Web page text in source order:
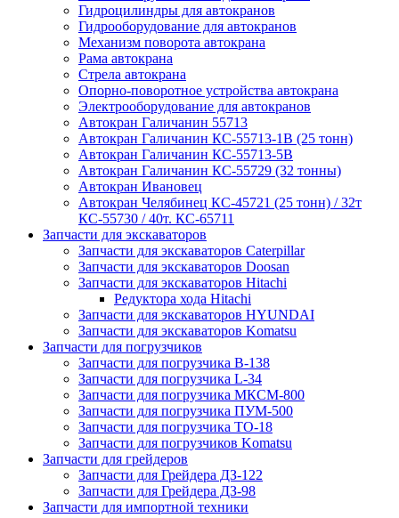
Гидроцилиндры для автокранов
Гидрооборудование для автокранов
Механизм поворота автокрана
Рама автокрана
Стрела автокрана
Опорно-поворотное устройства автокрана
Электрооборудование для автокранов
Автокран Галичанин 55713
Автокран Галичанин КС-55713-1В (25 тонн)
Автокран Галичанин КС-55713-5В
Автокран Галичанин КС-55729 (32 тонны)
Автокран Ивановец
Автокран Челябинец КС-45721 (25 тонн) / 32т
КС-55730 / 40т. КС-65711
Запчасти для экскаваторов
Запчасти для экскаваторов Caterpillar
Запчасти для экскаваторов Doosan
Запчасти для экскаваторов Hitachi
Редуктора хода Hitachi
Запчасти для экскаваторов HYUNDAI
Запчасти для экскаваторов Komatsu
Запчасти для погрузчиков
Запчасти для погрузчика B-138
Запчасти для погрузчика L-34
Запчасти для погрузчика МКСМ-800
Запчасти для погрузчика ПУМ-500
Запчасти для погрузчика ТО-18
Запчасти для погрузчиков Komatsu
Запчасти для грейдеров
Запчасти для Грейдера ДЗ-122
Запчасти для Грейдера ДЗ-98
Запчасти для импортной техники